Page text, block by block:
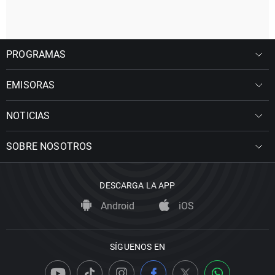
PROGRAMAS
EMISORAS
NOTICIAS
SOBRE NOSOTROS
DESCARGA LA APP
Android iOS
SÍGUENOS EN